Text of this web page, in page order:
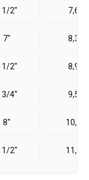
1/2" 7,6
7" 8,3
1/2" 8,9
3/4" 9,5
8" 10,2
1/2" 11,4